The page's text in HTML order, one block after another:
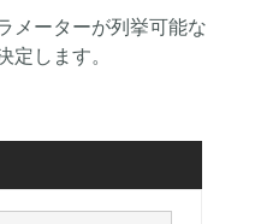
メーターが列挙可能な
します。